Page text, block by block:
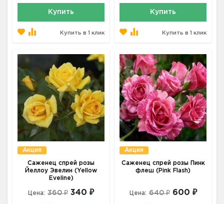
Купить
Купить в 1 клик
Купить
Купить в 1 клик
Акция
Саженец спрей розы
Йеллоу Эвелин (Yellow
Eveline)
Цена: 360 ₽ 340 ₽
Акция
Саженец спрей розы Пинк
флеш (Pink Flash)
Цена: 640 ₽ 600 ₽